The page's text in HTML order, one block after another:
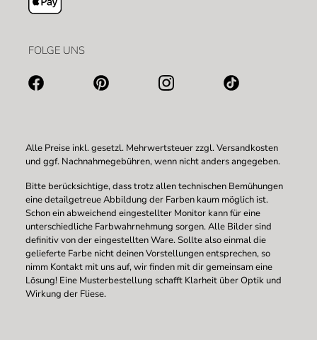
FOLGE UNS
Alle Preise inkl. gesetzl. Mehrwertsteuer zzgl.Versandkosten
und ggf. Nachnahmegebühren, wenn nicht anders angegeben.
Bitte berücksichtige, dass trotz allen technischen Bemühungen
eine detailgetreue Abbildung der Farben kaum möglich ist.
Schon ein abweichend eingestellter Monitor kann für eine
unterschiedliche Farbwahrnehmung sorgen. Alle Bilder sind
definitiv von der eingestellten Ware. Sollte also einmal die
gelieferte Farbe nicht deinen Vorstellungen entsprechen, so
nimm Kontakt mit uns auf, wir finden mit dir gemeinsam eine
Lösung! Eine Musterbestellung schafft Klarheit über Optik und
Wirkung der Fliese.